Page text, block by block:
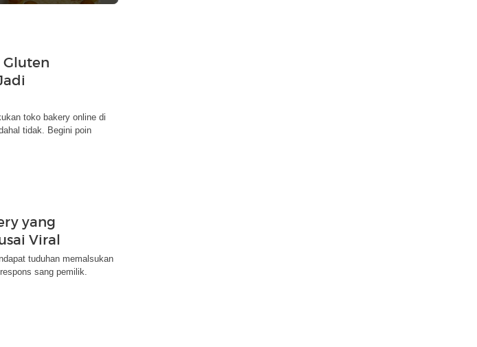
Gluten
toko bakery online di
tidak. Begini poin
yang
Viral
tuduhan memalsukan
sang pemilik.